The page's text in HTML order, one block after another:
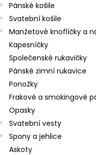
Pánské košile
Svatební košile
Manžetové knoflíčky a
Kapesníčky
Společenské rukavičky
Pánské zimní rukavice
Ponožky
Frakové a smokingové
Opasky
Svatební vesty
Spony a jehlice
Askoty
SET LÁTKOVÉ ŠLE Y S
STŘEDEM A ZAPÍNÁNÍM NA
MM, MOTÝLEK A
KOŇAKOVÁ KŮŽE 886-
1 754 Kč